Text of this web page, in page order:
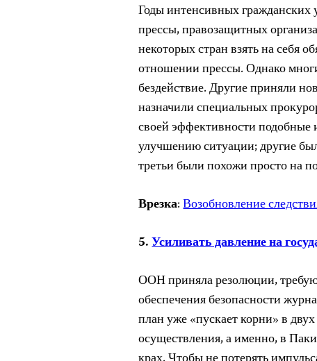
Годы интенсивных
прессы, правозащитных
некоторых стран взять на себя
отношении прессы. Однако
бездействие. Другие приняли
назначили специальных
своей эффективности
улучшению ситуации; другие
третьи были похожи просто на
Врезка:Возобновление
5.Усиливать давление на
ООН приняла резолюции,
обеспечения безопасности
план уже «пускает корни» в
осуществления, а именно, в